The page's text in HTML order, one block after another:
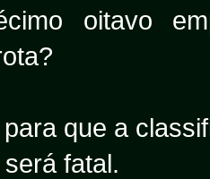
oitavo
que a
fatal.